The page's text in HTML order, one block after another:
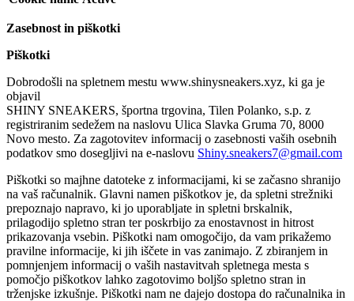
Zasebnost in piškotki
Piškotki
Dobrodošli na spletnem mestu www.shinysneakers.xyz, ki ga je
objavil
SHINY SNEAKERS, športna trgovina, Tilen Polanko, s.p. z
registriranim sedežem na naslovu Ulica Slavka Gruma 70, 8000
Novo mesto. Za zagotovitev informacij o zasebnosti vaših osebnih
podatkov smo dosegljivi na e-naslovu Shiny.sneakers7@gmail.com
Piškotki so majhne datoteke z informacijami, ki se začasno shranijo
na vaš računalnik. Glavni namen piškotkov je, da spletni strežniki
prepoznajo napravo, ki jo uporabljate in spletni brskalnik,
prilagodijo spletno stran ter poskrbijo za enostavnost in hitrost
prikazovanja vsebin. Piškotki nam omogočijo, da vam prikažemo
pravilne informacije, ki jih iščete in vas zanimajo. Z zbiranjem in
pomnjenjem informacij o vaših nastavitvah spletnega mesta s
pomočjo piškotkov lahko zagotovimo boljšo spletno stran in
trženjske izkušnje. Piškotki nam ne dajejo dostopa do računalnika in